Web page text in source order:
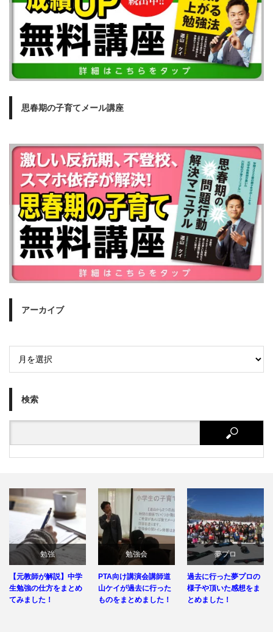
思春期の子育てメール講座
アーカイブ
検索
勉強
【元教師が解説】中学
生勉強の仕方をまとめ
てみました！
勉強会
PTA向け講演会講師道
山ケイが過去に行った
ものをまとめました！
夢プロ
過去に行った夢プロの
様子や頂いた感想をま
とめました！